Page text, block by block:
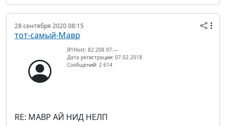
28 сентября 2020 08:15
тот-самый-Мавр
IP/Host: 82.208.97.---
Дата регистрации: 07.02.2018
Сообщений: 2 614
RE: МАВР АЙ НИД НЕЛП